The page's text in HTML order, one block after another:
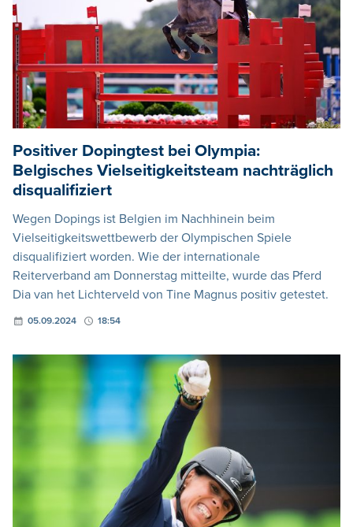
Positiver Dopingtest bei Olympia:
Belgisches Vielseitigkeitsteam nachträglich
disqualifiziert
Wegen Dopings ist Belgien im Nachhinein beim
Vielseitigkeitswettbewerb der Olympischen Spiele
disqualifiziert worden. Wie der internationale
Reiterverband am Donnerstag mitteilte, wurde das Pferd
Dia van het Lichterveld von Tine Magnus positiv getestet.
05.09.2024 18:54